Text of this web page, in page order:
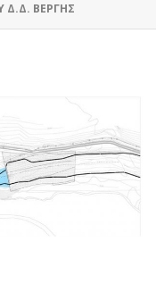
Δ.Δ. ΒΕΡΓΗΣ